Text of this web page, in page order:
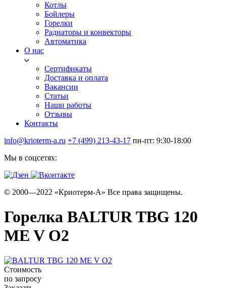
Котлы
Бойлеры
Горелки
Радиаторы и конвекторы
Автоматика
О нас
Сертификаты
Доставка и оплата
Вакансии
Статьи
Наши работы
Отзывы
Контакты
info@krioterm-a.ru +7 (499) 213-43-17 пн-пт: 9:30-18:00
Мы в соцсетях:
© 2000—2022 «Криотерм-А» Все права защищены.
Горелка BALTUR TBG 120
ME V O2
Стоимость
по запросу